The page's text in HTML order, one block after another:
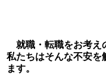
就職・転職をお考え
私たちはそんな不安を
ます。